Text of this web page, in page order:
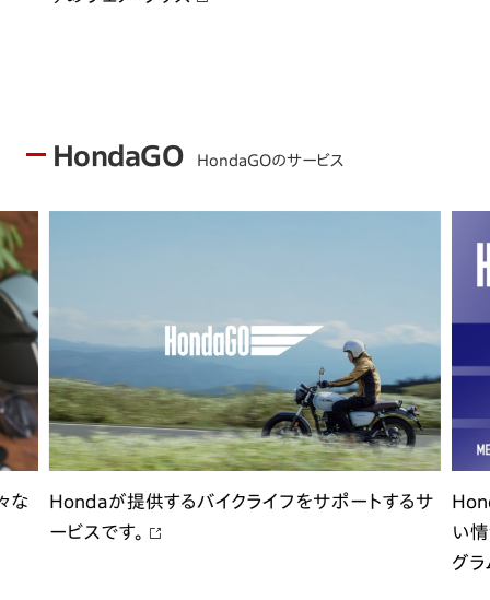
HondaGO HondaGOのサービス
な
Hondaが提供するバイクライフをサポートするサ
ービスです。
い
グラ